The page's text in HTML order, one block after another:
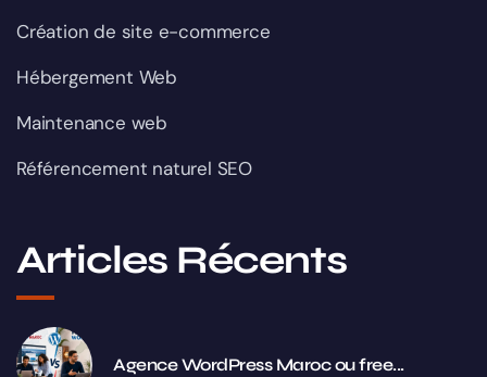
Création de site e-commerce
Hébergement Web
Maintenance web
Référencement naturel SEO
Articles Récents
Agence WordPress Maroc ou free...